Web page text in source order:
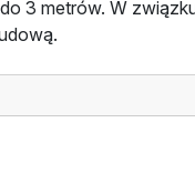
3 metrów. W